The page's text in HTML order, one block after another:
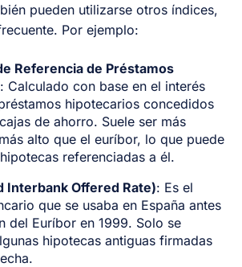
pueden utilizarse otros índices,
Por ejemplo:
Referencia de Préstamos
: Calculado con base en el interés
hipotecarios concedidos
de ahorro. Suele ser más
alto que el euríbor, lo que puede
referenciadas a él.
Interbank Offered Rate): Es el
que se usaba en España antes
del Euríbor en 1999. Solo se
hipotecas antiguas firmadas